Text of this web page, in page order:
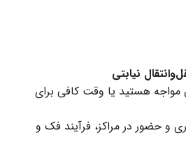
نیابتی
مواجه هستید یا وقت کافی برای
و حضور در مراکز، فرآیند فک و